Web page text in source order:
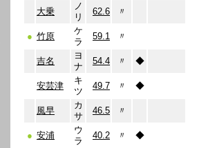
大乗
ノ
リ
62.6 〃
● 竹原
ケ
ラ
59.1 〃
吉名
ヨ
ナ
54.4 〃 ◆
安芸津
キ
ツ
49.7 〃 ◆
風早
カ
サ
46.5 〃
● 安浦
ウ
ラ
40.2 〃 ◆